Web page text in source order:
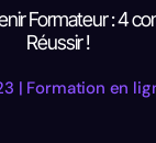
Formateur : 4
Réussir !
| Formation en